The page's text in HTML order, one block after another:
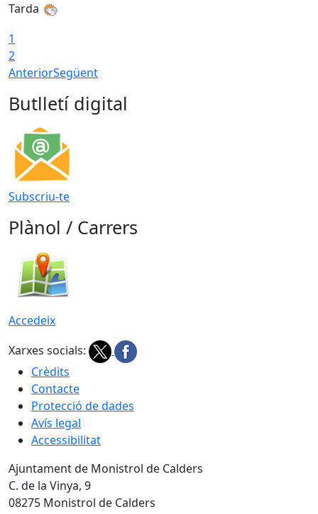
Tarda
1
2
AnteriorSegüent
Butlletí digital
Subscriu-te
Plànol / Carrers
Accedeix
Xarxes socials:
Crèdits
Contacte
Protecció de dades
Avís legal
Accessibilitat
Ajuntament de Monistrol de Calders
C. de la Vinya, 9
08275 Monistrol de Calders